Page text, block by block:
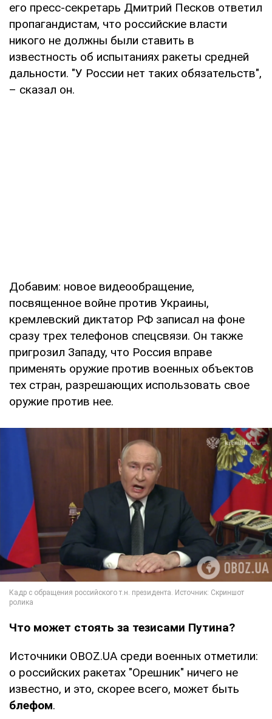
его пресс-секретарь Дмитрий Песков ответил
пропагандистам, что российские власти
никого не должны были ставить в
известность об испытаниях ракеты средней
дальности. "У России нет таких обязательств",
– сказал он.
Добавим: новое видеообращение,
посвященное войне против Украины,
кремлевский диктатор РФ записал на фоне
сразу трех телефонов спецсвязи. Он также
пригрозил Западу, что Россия вправе
применять оружие против военных объектов
тех стран, разрешающих использовать свое
оружие против нее.
Что может стоять за тезисами Путина?
Источники OBOZ.UA среди военных отметили:
о российских ракетах "Орешник" ничего не
известно, и это, скорее всего, может быть
блефом.